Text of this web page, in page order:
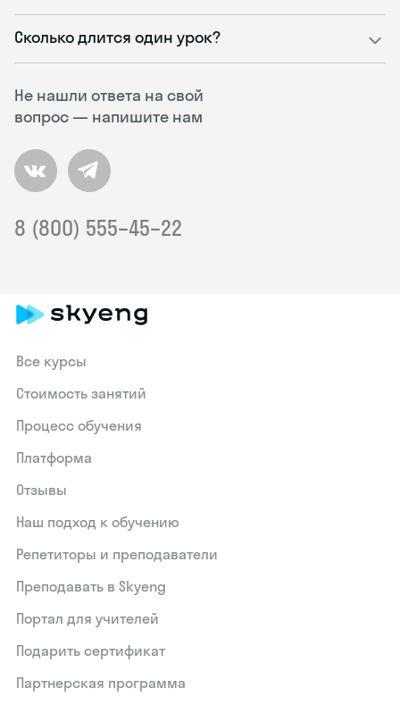
Не нашли ответа на свой
вопрос — напишите нам
8 (800) 555–45–22
Сколько длится один урок?
Все курсы
Стоимость занятий
Процесс обучения
Платформа
Отзывы
Наш подход к обучению
Репетиторы и преподаватели
Преподавать в Skyeng
Портал для учителей
Подарить сертификат
Партнерская программа